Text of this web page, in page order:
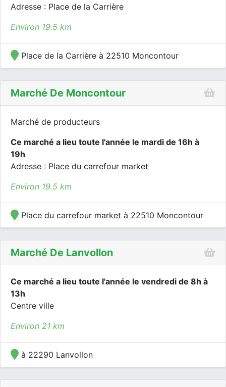
Adresse : Place de la Carrière
Environ 19.5 km
Place de la Carrière à 22510 Moncontour
Marché De Moncontour
Marché de producteurs
Ce marché a lieu toute l'année le mardi de 16h à
19h
Adresse : Place du carrefour market
Environ 19.5 km
Place du carrefour market à 22510 Moncontour
Marché De Lanvollon
Ce marché a lieu toute l'année le vendredi de 8h à
13h
Centre ville
Environ 21 km
à 22290 Lanvollon